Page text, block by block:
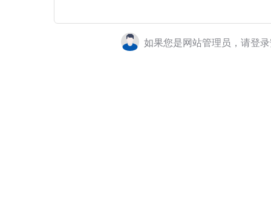
如果您是网站管理员，请登